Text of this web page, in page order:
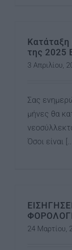
της 2025
3 Απριλίου,
Σας
μήνες θα
Όσοι είναι
24 Μαρτίου,